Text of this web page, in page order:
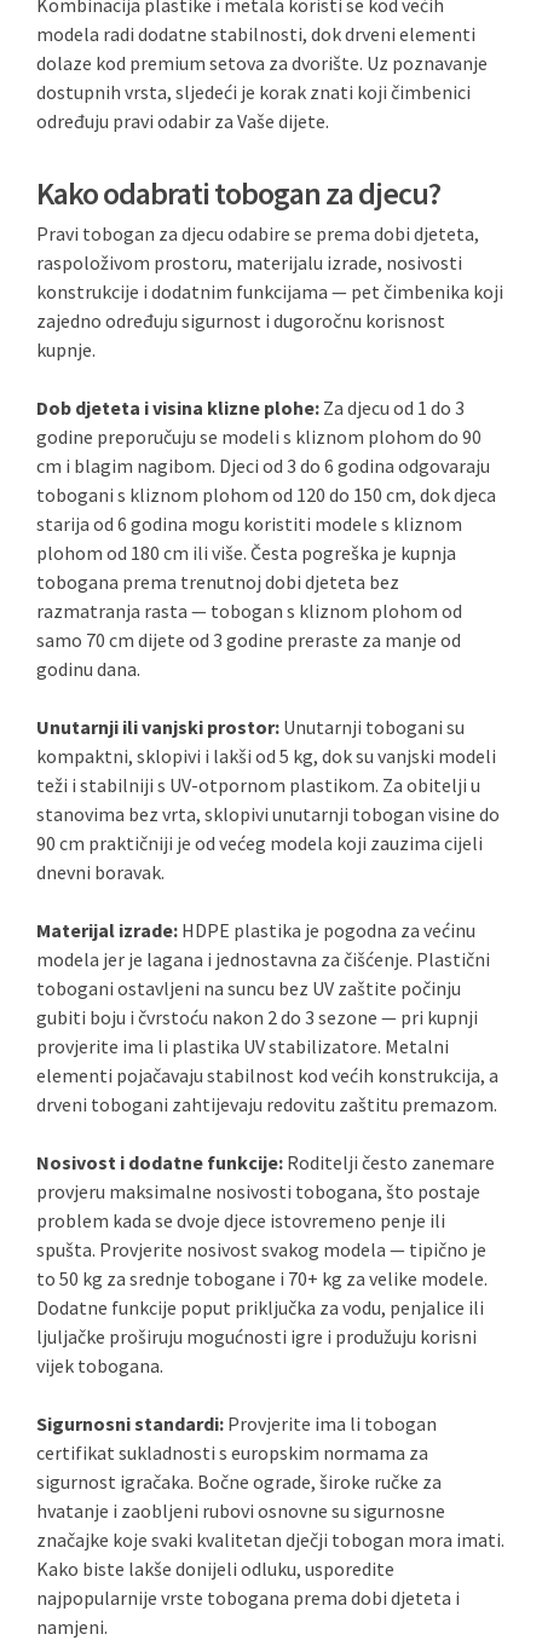
Kombinacija plastike i metala koristi se kod većih
modela radi dodatne stabilnosti, dok drveni elementi
dolaze kod premium setova za dvorište. Uz poznavanje
dostupnih vrsta, sljedeći je korak znati koji čimbenici
određuju pravi odabir za Vaše dijete.
Kako odabrati tobogan za djecu?
Pravi tobogan za djecu odabire se prema dobi djeteta,
raspoloživom prostoru, materijalu izrade, nosivosti
konstrukcije i dodatnim funkcijama — pet čimbenika koji
zajedno određuju sigurnost i dugoročnu korisnost
kupnje.
Dob djeteta i visina klizne plohe: Za djecu od 1 do 3
godine preporučuju se modeli s kliznom plohom do 90
cm i blagim nagibom. Djeci od 3 do 6 godina odgovaraju
tobogani s kliznom plohom od 120 do 150 cm, dok djeca
starija od 6 godina mogu koristiti modele s kliznom
plohom od 180 cm ili više. Česta pogreška je kupnja
tobogana prema trenutnoj dobi djeteta bez
razmatranja rasta — tobogan s kliznom plohom od
samo 70 cm dijete od 3 godine preraste za manje od
godinu dana.
Unutarnji ili vanjski prostor: Unutarnji tobogani su
kompaktni, sklopivi i lakši od 5 kg, dok su vanjski modeli
teži i stabilniji s UV-otpornom plastikom. Za obitelji u
stanovima bez vrta, sklopivi unutarnji tobogan visine do
90 cm praktičniji je od većeg modela koji zauzima cijeli
dnevni boravak.
Materijal izrade: HDPE plastika je pogodna za većinu
modela jer je lagana i jednostavna za čišćenje. Plastični
tobogani ostavljeni na suncu bez UV zaštite počinju
gubiti boju i čvrstoću nakon 2 do 3 sezone — pri kupnji
provjerite ima li plastika UV stabilizatore. Metalni
elementi pojačavaju stabilnost kod većih konstrukcija, a
drveni tobogani zahtijevaju redovitu zaštitu premazom.
Nosivost i dodatne funkcije: Roditelji često zanemare
provjeru maksimalne nosivosti tobogana, što postaje
problem kada se dvoje djece istovremeno penje ili
spušta. Provjerite nosivost svakog modela — tipično je
to 50 kg za srednje tobogane i 70+ kg za velike modele.
Dodatne funkcije poput priključka za vodu, penjalice ili
ljuljačke proširuju mogućnosti igre i produžuju korisni
vijek tobogana.
Sigurnosni standardi: Provjerite ima li tobogan
certifikat sukladnosti s europskim normama za
sigurnost igračaka. Bočne ograde, široke ručke za
hvatanje i zaobljeni rubovi osnovne su sigurnosne
značajke koje svaki kvalitetan dječji tobogan mora imati.
Kako biste lakše donijeli odluku, usporedite
najpopularnije vrste tobogana prema dobi djeteta i
namjeni.